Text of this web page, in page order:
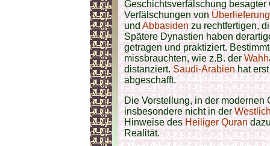
Geschichtsverfälschung
Verfälschungen vonÜberlieferung
undAbbasidenzu rechtfertigen,
Spätere Dynastien haben
getragen und praktiziert.
missbrauchten, wie z.B. der
distanziert.Saudi-Arabienhat erst
abgeschafft.
Die Vorstellung, in der modernen
insbesondere nicht in der
Hinweise desHeiliger Quran
Realität.